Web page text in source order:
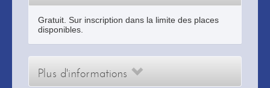
Gratuit. Sur inscription dans la limite des places
disponibles.
Plus d'informations